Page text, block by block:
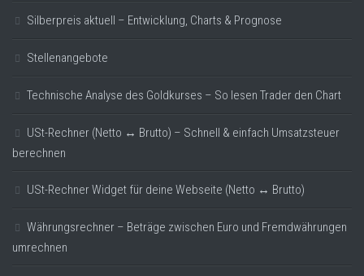
Silberpreis aktuell – Entwicklung, Charts & Prognose
Stellenangebote
Technische Analyse des Goldkurses – So lesen Trader den Chart
USt-Rechner (Netto ↔ Brutto) – Schnell & einfach Umsatzsteuer
berechnen
USt-Rechner Widget für deine Webseite (Netto ↔ Brutto)
Währungsrechner – Beträge zwischen Euro und Fremdwährungen
umrechnen